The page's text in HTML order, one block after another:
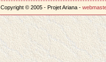
Copyright © 2005 - Projet Ariana -